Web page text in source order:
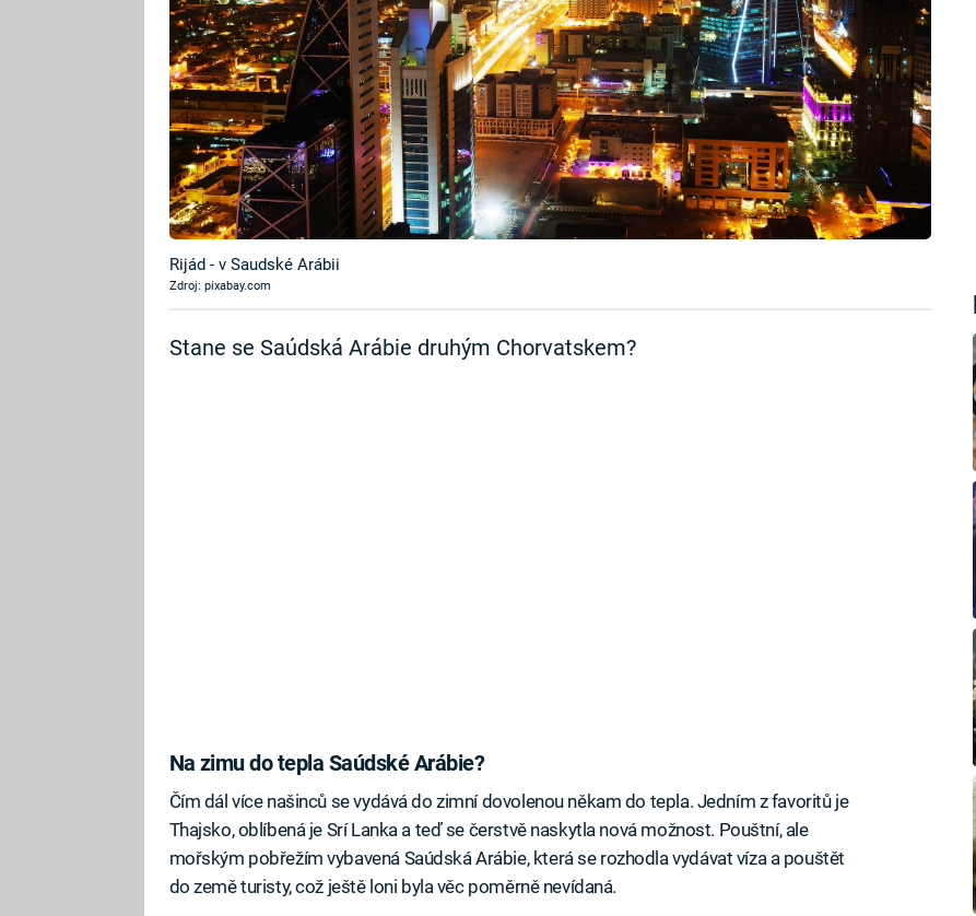
Rijád - v Saudské Arábii
Zdroj: pixabay.com
Stane se Saúdská Arábie druhým Chorvatskem?
Na zimu do tepla Saúdské Arábie?
Čím dál více našinců se vydává do zimní dovolenou někam do tepla. Jedním z favoritů je
Thajsko, oblíbená je Srí Lanka a teď se čerstvě naskytla nová možnost. Pouštní, ale
mořským pobřežím vybavená Saúdská Arábie, která se rozhodla vydávat víza a pouštět
do země turisty, což ještě loni byla věc poměrně nevídaná.